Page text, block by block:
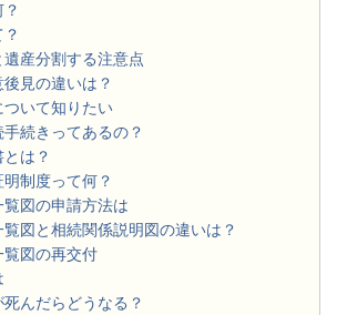
産分割する注意点
見の違いは？
いて知りたい
続きってあるの？
は？
制度って何？
図の申請方法は
図と相続関係説明図の違いは？
図の再交付
んだらどうなる？